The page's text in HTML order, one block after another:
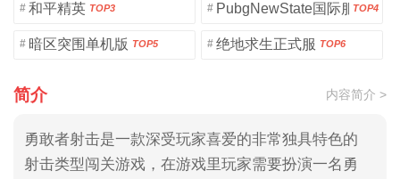
# 和平精英 TOP3 # PubgNewState国际服TOP4
# 暗区突围单机版 TOP5 # 绝地求生正式服 TOP6
简介 内容简介 >
勇敢者射击是一款深受玩家喜爱的非常独具特色的
射击类型闯关游戏，在游戏里玩家需要扮演一名勇